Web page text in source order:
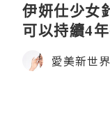
伊妍仕少女
可以持續4年
愛美新世界